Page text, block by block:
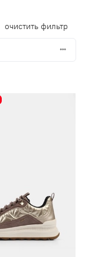
очистить фильтр